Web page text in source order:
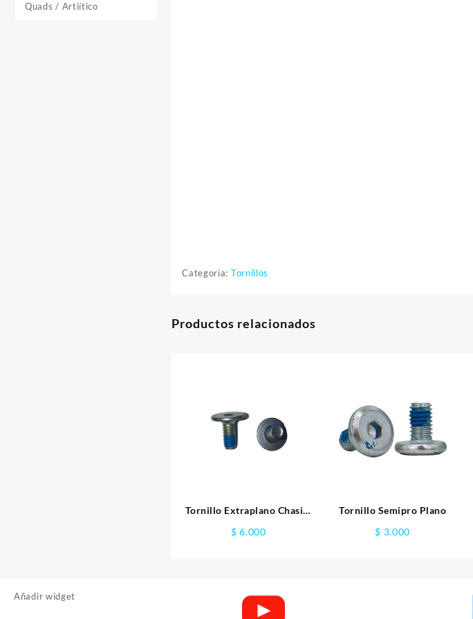
Quads / Artiítico
Categoría: Tornillos
Productos relacionados
Tornillo Extraplano Chasis-
$ 6.000
Tornillo Semipro Plano
$ 3.000
Añadir widget